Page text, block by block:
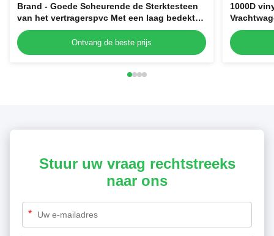
Brand - Goede Scheurende de Sterktesteen
van het vertragerspvc Met een laag bedekte
Geteerde zeildoek
Ontvang de beste prijs
1000D
Tarp
Stuur uw vraag rechtstreeks
naar ons
*